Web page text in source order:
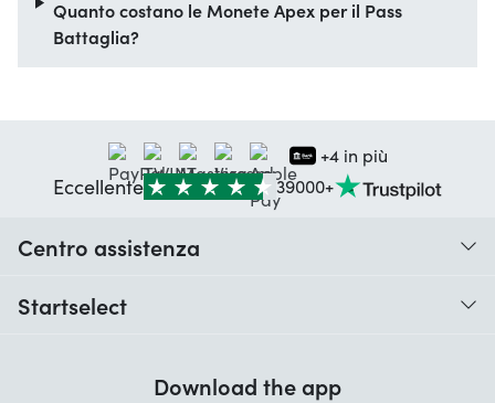
Quanto costano le Monete Apex per il Pass
Battaglia?
+4 in più
Eccellente 39000+
Centro assistenza
Startselect
Download the app